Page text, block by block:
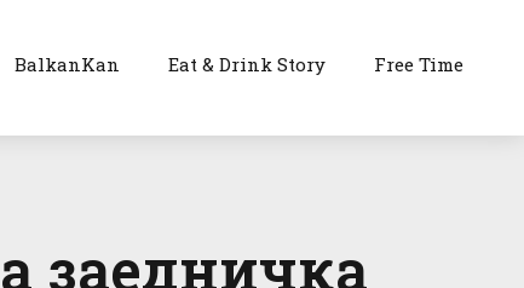
BalkanKan Eat & Drink Story Free Time
заедничка